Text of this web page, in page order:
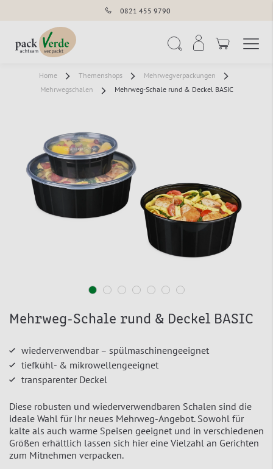
0821 455 9790
Home Themenshops
Mehrwegverpackungen
Mehrwegschalen
Mehrweg-Schale rund & Deckel BASIC
Mehrweg-Schale rund & Deckel BASIC
wiederverwendbar – spülmaschinengeeignet
tiefkühl- & mikrowellengeeignet
transparenter Deckel
Diese robusten und wiederverwendbaren Schalen sind die
ideale Wahl für Ihr neues Mehrweg-Angebot. Sowohl für
kalte als auch warme Speisen geeignet und in verschiedenen
Größen erhältlich lassen sich hier eine Vielzahl an Gerichten
zum Mitnehmen verpacken.